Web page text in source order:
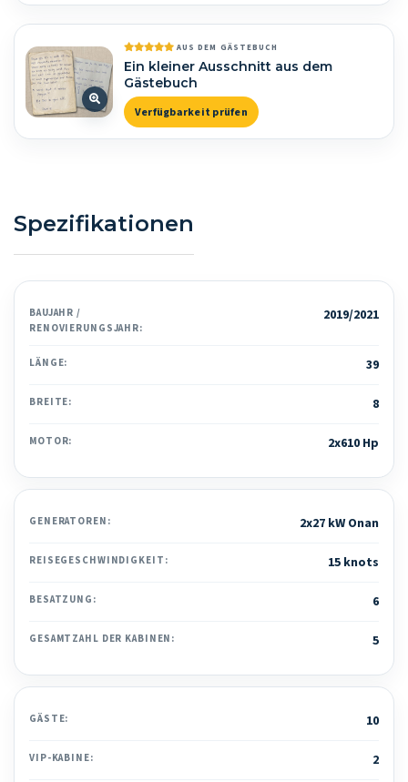
AUS DEM GÄSTEBUCH
Ein kleiner Ausschnitt aus dem
Gästebuch
Verfügbarkeit prüfen
Spezifikationen
BAUJAHR /
RENOVIERUNGSJAHR:
2019/2021
LÄNGE: 39
BREITE: 8
MOTOR: 2x610 Hp
GENERATOREN: 2x27 kW Onan
REISEGESCHWINDIGKEIT: 15 knots
BESATZUNG: 6
GESAMTZAHL DER KABINEN: 5
GÄSTE: 10
VIP-KABINE: 2